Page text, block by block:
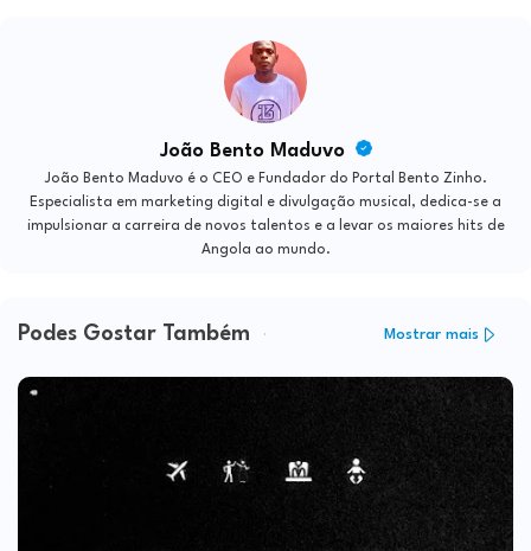
João Bento Maduvo
João Bento Maduvo é o CEO e Fundador do Portal Bento Zinho.
Especialista em marketing digital e divulgação musical, dedica-se a
impulsionar a carreira de novos talentos e a levar os maiores hits de
Angola ao mundo.
Podes Gostar Também Mostrar mais